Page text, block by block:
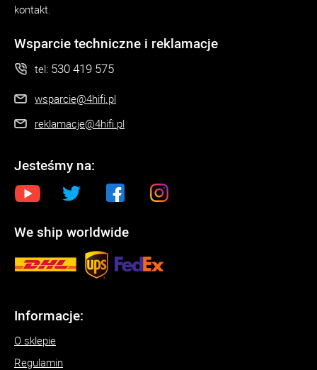
kontakt.
Wsparcie techniczne i reklamacje
tel: 530 419 575
wsparcie@4hifi.pl
reklamacje@4hifi.pl
Jesteśmy na:
We ship worldwide
Informacje:
O sklepie
Regulamin